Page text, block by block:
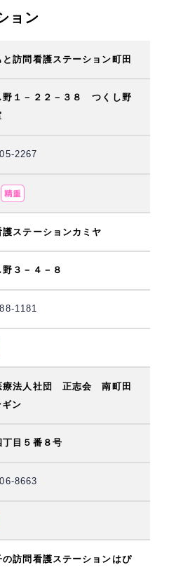
ョン
と訪問看護ステーション町田
野１－２２－３８ つくし野
2267
護ステーションカミヤ
野３－４－８
1181
療法人社団 正志会 南町田
ン
丁目５番８号
8663
の訪問看護ステーションはぴ